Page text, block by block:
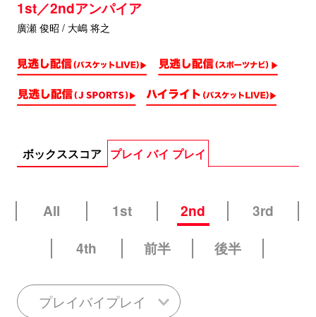
1st／2ndアンパイア
廣瀬 俊昭 / 大嶋 将之
ボックススコア プレイ バイ プレイ
All 1st 2nd
3rd
4th
前半 後半
プレイバイプレイ